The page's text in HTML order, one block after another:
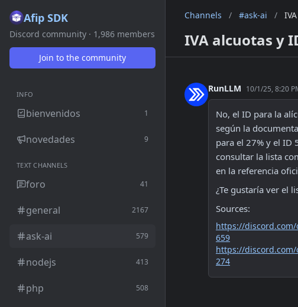
Afip SDK
Discord community · 1,986 members
Join to the community
INFO
bienvenidos 1
novedades 9
TEXT CHANNELS
foro 41
general 2167
ask-ai 579
nodejs 413
php 508
Channels / #ask-ai /
IVA alcuotas y
RunLLM 10/1/25, 8:20
No, el ID para la
según la
para el 27% y el ID
consultar la lista
en la referencia
¿Te gustaría ver el
Sources:
https://discord.com/
659
https://discord.com/
274